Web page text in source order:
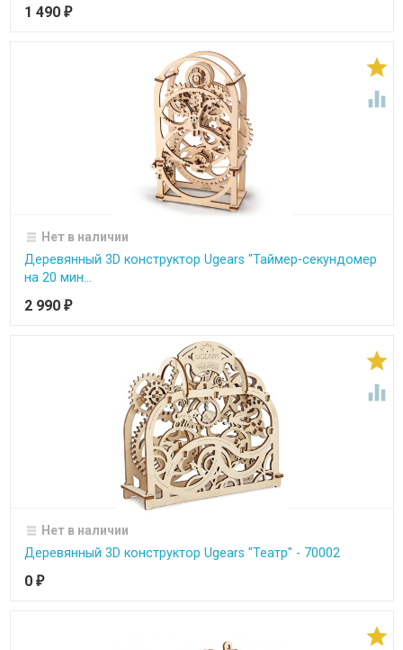
1 490 ₽


Нет в наличии
Деревянный 3D конструктор Ugears "Таймер-секундомер
на 20 мин...
2 990 ₽


Нет в наличии
Деревянный 3D конструктор Ugears "Театр" - 70002
0 ₽
